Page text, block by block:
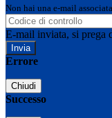
Non hai una e-mail
E-mail inviata, si prega
Errore
Chiudi
Successo